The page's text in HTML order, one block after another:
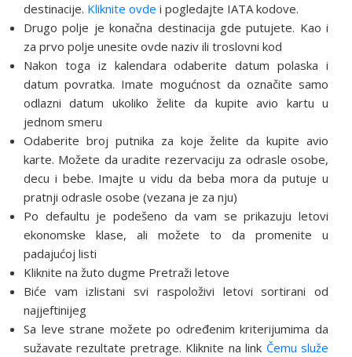
destinacije. Kliknite ovde i pogledajte IATA kodove.
Drugo polje je konačna destinacija gde putujete. Kao i
za prvo polje unesite ovde naziv ili troslovni kod
Nakon toga iz kalendara odaberite datum polaska i
datum povratka. Imate mogućnost da označite samo
odlazni datum ukoliko želite da kupite avio kartu u
jednom smeru
Odaberite broj putnika za koje želite da kupite avio
karte. Možete da uradite rezervaciju za odrasle osobe,
decu i bebe. Imajte u vidu da beba mora da putuje u
pratnji odrasle osobe (vezana je za nju)
Po defaultu je podešeno da vam se prikazuju letovi
ekonomske klase, ali možete to da promenite u
padajućoj listi
Kliknite na žuto dugme Pretraži letove
Biće vam izlistani svi raspoloživi letovi sortirani od
najjeftinijeg
Sa leve strane možete po određenim kriterijumima da
sužavate rezultate pretrage. Kliknite na link Čemu služe